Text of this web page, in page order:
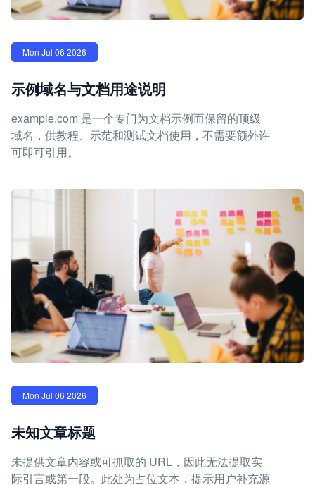
Mon Jul 06 2026
示例域名与文档用途说明
example.com 是一个专门为文档示例而保留的顶级
域名，供教程、示范和测试文档使用，不需要额外许
可即可引用。
Mon Jul 06 2026
未知文章标题
未提供文章内容或可抓取的 URL，因此无法提取实
际引言或第一段。此处为占位文本，提示用户补充源